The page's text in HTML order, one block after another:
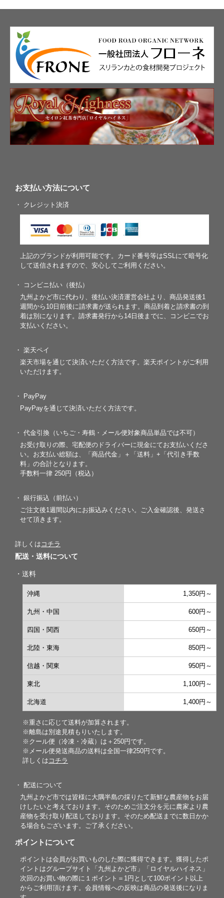
お支払い方法について
・ クレジット決済
上記のブランドが利用可能です。カード番号等はSSLにて暗号化
して送信されますので、安心してご利用ください。
・ コンビニ払い（後払）
九州よかど市に代わり、後払い決済運営会社より、商品発送後1
週間から10日前後に請求書が送られます。商品到着と請求書の到
着は別になります。請求書発行から14日後までに、コンビニでお
支払いください。
・ 楽天ペイ
楽天市場を通じて決済いただく方法です。楽天ポイントがご利用
いただけます。
・ PayPay
PayPayを通じて決済いただく方法です。
・ 代金引換（いちご・寿鶴・メール便対象商品単品では不可）
お受け取りの際、宅配便のドライバーに現金にてお支払いくださ
い。お支払い総額は、「商品代金」＋「送料」+「代引き手数
料」の合計となります。
手数料一律 250円（税込）
・ 銀行振込（前払い）
ご注文後1週間以内にお振込みください。ご入金確認後、発送さ
せて頂きます。
詳しくは コチラ
配送・送料について
・送料
沖縄 1,350円～
九州・中国 600円～
四国・関西 650円～
北陸・東海 850円～
信越・関東 950円～
東北 1,100円～
北海道 1,400円～
※重さに応じて送料が加算されます。
※離島は別途見積もりいたします。
※クール便（冷凍・冷蔵）は＋250円です。
※メール便発送商品の送料は全国一律250円です。
詳しくは コチラ
・ 配送について
九州よかど市では皆様に大隅半島の採りたて新鮮な農産物をお届
けしたいと考えております。そのためご注文分を元に農家より農
産物を受け取り配送しております。そのため配送までに数日かか
る場合もございます。ご了承ください。
ポイントについて
ポイントは会員がお買いものした際に獲得できます。獲得したポ
イントはグループサイト「九州よかど市」「ロイヤルハイネス」
次回のお買い物の際に１ポイント＝1円として100ポイント以上
からご利用頂けます。会員情報への反映は商品の発送後になりま